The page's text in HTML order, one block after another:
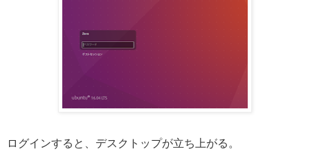
ログインすると、デスクトップが立ち上がる。